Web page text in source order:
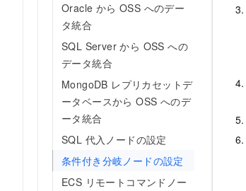
Oracle から OSS へのデー
タ統合
SQL Server から OSS への
データ統合
MongoDB レプリカセットデ
ータベースから OSS へのデ
ータ統合
SQL 代入ノードの設定
条件付き分岐ノードの設定
ECS リモートコマンドノー